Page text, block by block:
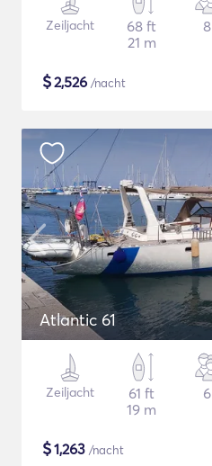
Zeiljacht
68 ft
21 m
8
$2,526 /nacht
Atlantic 61
Zeiljacht
61 ft
19 m
6
$1,263 /nacht